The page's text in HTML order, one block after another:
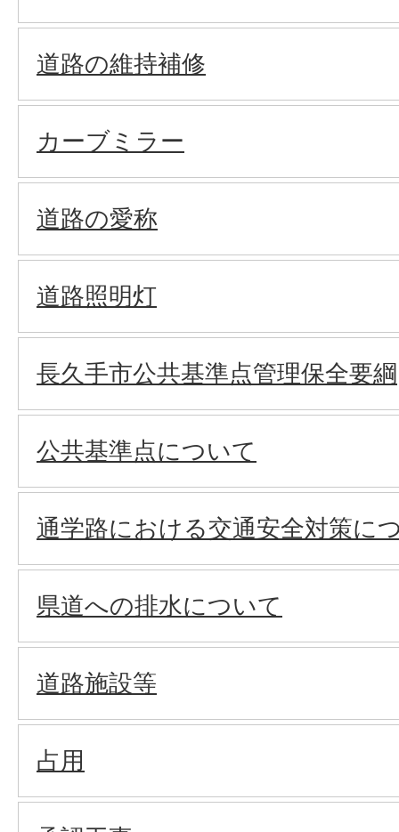
道路の維持補修
カーブミラー
道路の愛称
道路照明灯
長久手市公共基準点管理保全要綱
公共基準点について
通学路における交通安全対策に
県道への排水について
道路施設等
占用